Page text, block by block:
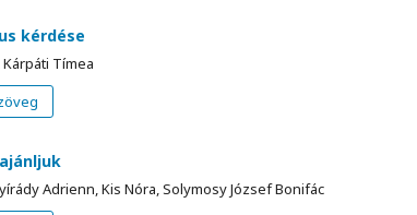
kérdése
Tímea
Adrienn, Kis Nóra, Solymosy József Bonifác